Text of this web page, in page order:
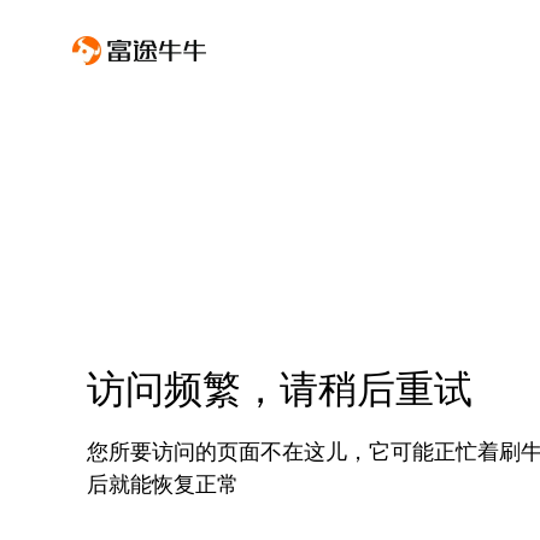
访问频繁，请稍后重试
您所要访问的页面不在这儿，它可能正忙着刷
后就能恢复正常